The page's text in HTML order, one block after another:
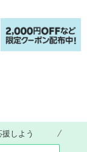
しよう